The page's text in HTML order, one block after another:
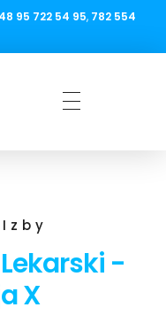
95 722 54 95, 782 554
-
X